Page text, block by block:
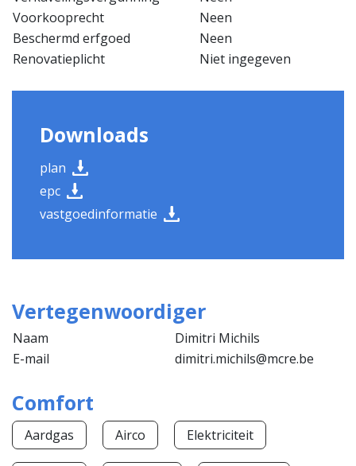
Voorkooprecht
Neen
Beschermd erfgoed
Neen
Renovatieplicht
Niet ingegeven
Downloads
plan
epc
vastgoedinformatie
Vertegenwoordiger
Naam
Dimitri Michils
E-mail
dimitri.michils@mcre.be
Comfort
Aardgas Airco Elektriciteit